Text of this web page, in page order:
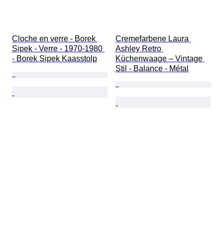
Cloche en verre - Borek
Sipek - Verre - 1970-1980
- Borek Sipek Kaasstolp
Cremefarbene Laura
Ashley Retro
Küchenwaage – Vintage
Stil - Balance - Métal